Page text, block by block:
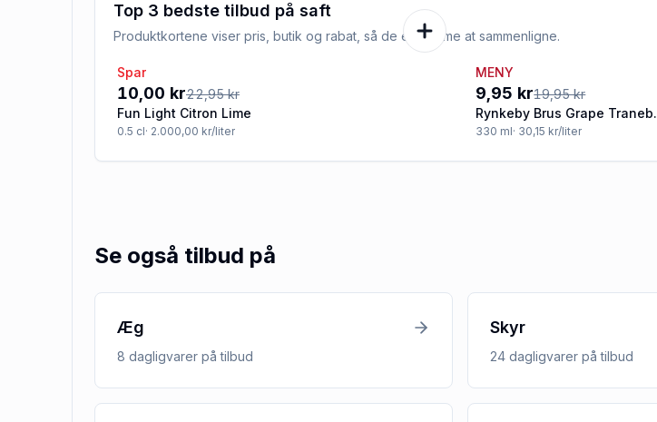
Top 3 bedste tilbud på saft
Produktkortene viser pris, butik og rabat, så de er nemme at sammenligne.
-56%
Spar
10,00 kr22,95 kr
Fun Light Citron Lime
0.5 cl· 2.000,00 kr/liter
-50%
MENY
9,95 kr19,95 kr
Rynkeby Brus Grape Traneb.
330 ml· 30,15 kr/liter
Se også tilbud på
Æg
8 dagligvarer på tilbud
Skyr
24 dagligvarerpå tilbud